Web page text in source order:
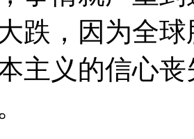
跌，因为全
主义的信心